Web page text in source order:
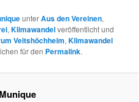
unterAus den Vereinen,
,Klimawandelveröffentlicht und
Veitshöchheim,Klimawandel
für den Permalink.